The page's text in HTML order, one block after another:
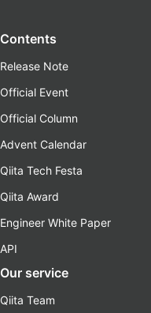
Contents
Release Note
Official Event
Official Column
Advent Calendar
Qiita Tech Festa
Qiita Award
Engineer White Paper
API
Our service
Qiita Team